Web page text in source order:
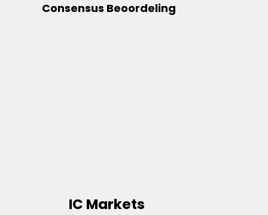
Consensus Beoordeling
IC Markets